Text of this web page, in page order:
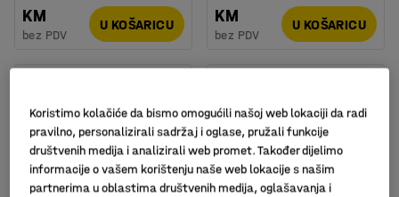
KM
bez PDV
U KOŠARICU
KM
bez PDV
U KOŠARICU
Koristimo kolačiće da bismo omogućili našoj web lokaciji da radi
pravilno, personalizirali sadržaj i oglase, pružali funkcije
društvenih medija i analizirali web promet. Također dijelimo
informacije o vašem korištenju naše web lokacije s našim
partnerima u oblastima društvenih medija, oglašavanja i